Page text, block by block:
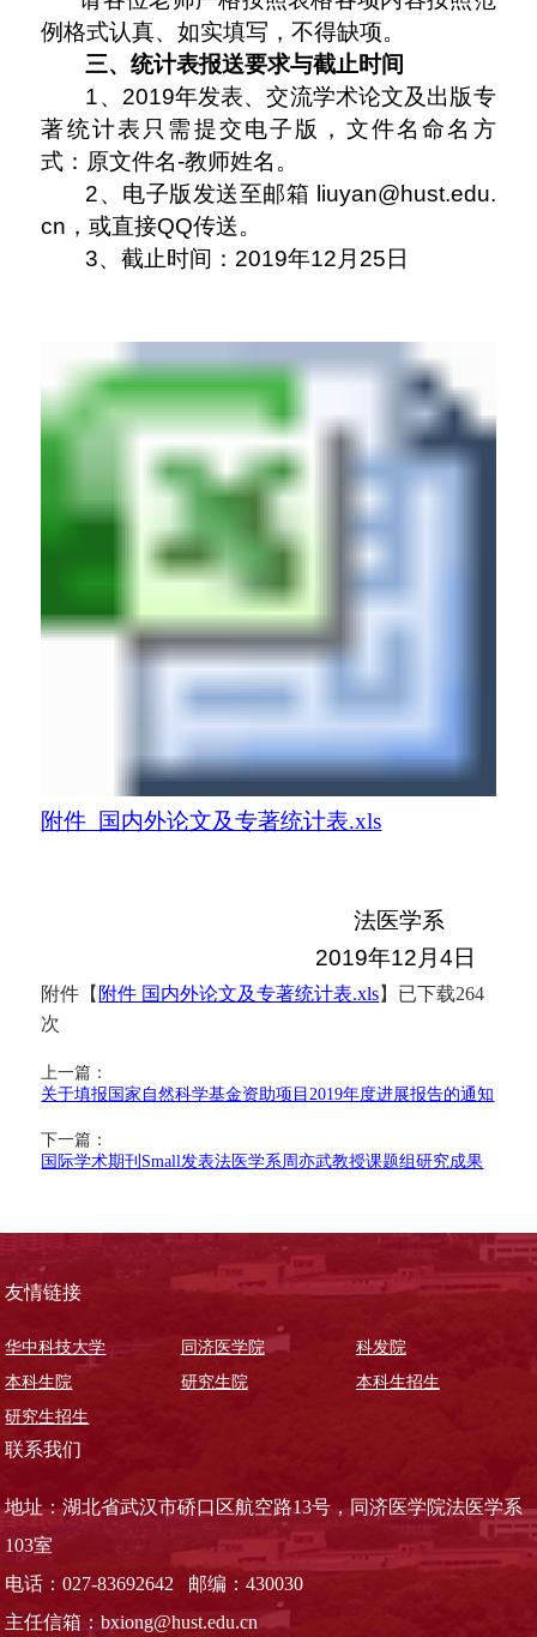
例格式认真、如实填写，不得缺项。
三、统计表报送要求与截止时间
1、 2019年发表、交流学术论文及出版专
著统计表只需提交电子版，文件名命名方
式：原文件名-教师姓名。
2、电子版发送至邮箱 liuyan@hust.edu.
cn ，或直接QQ传送。
3、截止时间： 2019年12 月 25日
附件 国内外论文及专著统计表.xls
法医学系
2019年12 月4日
附件【 附件 国内外论文及专著统计表.xls】已下载264
次
上一篇：
关于填报国家自然科学基金资助项目2019年度进展报告的通知
下一篇：
国际学术期刊Small发表法医学系周亦武教授课题组研究成果
友情链接
华中科技大学 同济医学院
科发院
本科生院
研究生院
本科生招生
研究生招生
联系我们
地址：湖北省武汉市硚口区航空路13号，同济医学院法医学系
103室
电话：027-83692642 邮编：430030
主任信箱：bxiong@hust.edu.cn